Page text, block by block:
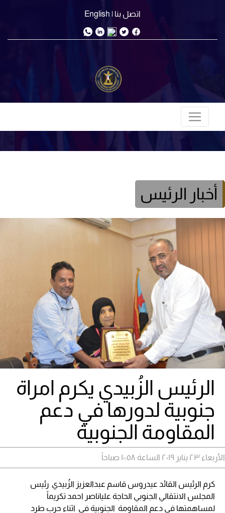
اتصل بنا | English
أخبار الرئيس
الرئيس الزُبيدي يكرم امراة
جنوبية لدورها في دعم
المقاومة الجنوبية
الأربعاء ٢٣ يناير ٢٠١٩ الساعة ١٠:٥٨ صباحاً
كرم الرئيس القائد عيدروس قاسم عبدالعزيز الزُبيدي رئيس
المجلس الانتقالي الجنوبي الحاجة علياناصر احمد تكريماً
لمساهمتها في دعم المقاومة الجنوبية في اثناء حرب طرد